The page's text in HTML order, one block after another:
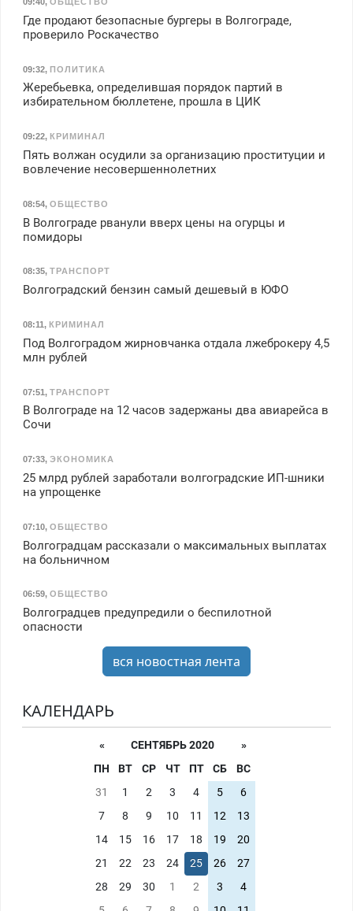
Где продают безопасные бургеры в Волгограде,
проверило Роскачество
09:32, ПОЛИТИКА
Жеребьевка, определившая порядок партий в
избирательном бюллетене, прошла в ЦИК
09:22, КРИМИНАЛ
Пять волжан осудили за организацию проституции и
вовлечение несовершеннолетних
08:54, ОБЩЕСТВО
В Волгограде рванули вверх цены на огурцы и
помидоры
08:35, ТРАНСПОРТ
Волгоградский бензин самый дешевый в ЮФО
08:11, КРИМИНАЛ
Под Волгоградом жирновчанка отдала лжеброкеру 4,5
млн рублей
07:51, ТРАНСПОРТ
В Волгограде на 12 часов задержаны два авиарейса в
Сочи
07:33, ЭКОНОМИКА
25 млрд рублей заработали волгоградские ИП-шники
на упрощенке
07:10, ОБЩЕСТВО
Волгоградцам рассказали о максимальных выплатах
на больничном
06:59, ОБЩЕСТВО
Волгоградцев предупредили о беспилотной
опасности
вся новостная лента
КАЛЕНДАРЬ
« СЕНТЯБРЬ 2020
»
ПН
ВТ СР ЧТ ПТ СБ
ВС
31
1 2 3 4 5
6
7
8 9 10 11 12
13
14
15 16 17 18 19
20
21
22 23 24 25 26
27
28
29 30 1 2 3
4